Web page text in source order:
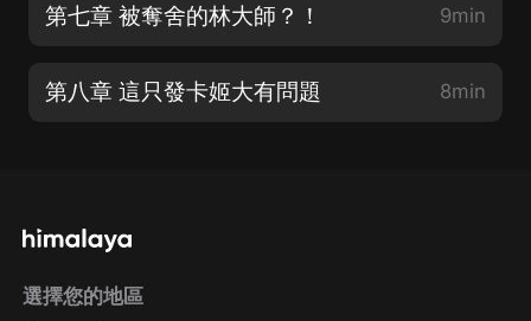
第七章 被奪舍的林大師？！ 9min
第八章 這只發卡姬大有問題 8min
選擇您的地區